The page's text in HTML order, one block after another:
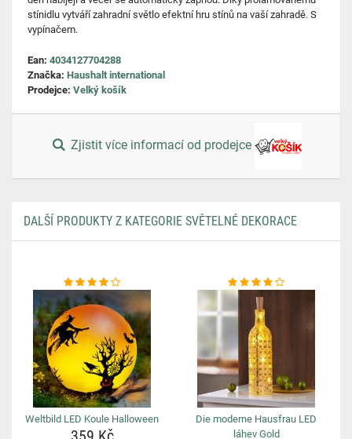
stínidlu vytváří zahradní světlo efektní hru stínů na vaší zahradě. S
vypínačem.
Ean: 4034127704288
Značka: Haushalt international
Prodejce: Velký košík
Zjistit více informací od prodejce
DALŠÍ PRODUKTY Z KATEGORIE SVĚTELNÉ DEKORACE
Weltbild LED Koule Halloween
Die moderne Hausfrau LED
láhev Gold